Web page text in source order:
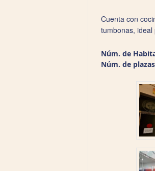
Cuenta con
tumbonas, ideal
Núm. de
Núm. de